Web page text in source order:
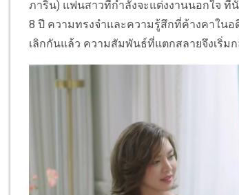
ภาริน) แฟนสาวที่กำลังจะแต่งงานนอกใจ ที่
8 ปี ความทรงจำและความรู้สึกที่ค้างคาในอ
เลิกกันแล้ว ความสัมพันธ์ที่แตกสลายจึงเริ่ม